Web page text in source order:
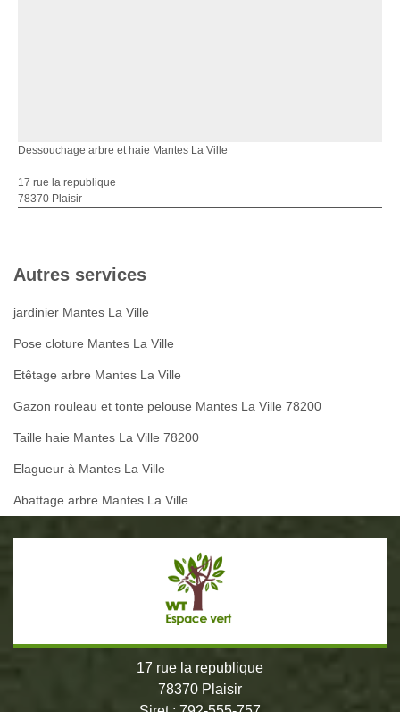
Dessouchage arbre et haie Mantes La Ville
17 rue la republique
78370 Plaisir
Autres services
jardinier Mantes La Ville
Pose cloture Mantes La Ville
Etêtage arbre Mantes La Ville
Gazon rouleau et tonte pelouse Mantes La Ville 78200
Taille haie Mantes La Ville 78200
Elagueur à Mantes La Ville
Abattage arbre Mantes La Ville
17 rue la republique
78370 Plaisir